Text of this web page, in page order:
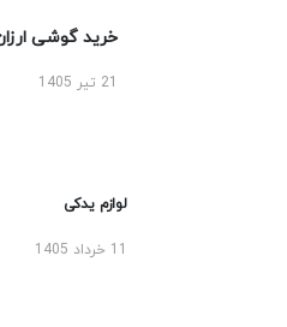
خرید گوشی ارزان
لوازم یدکی